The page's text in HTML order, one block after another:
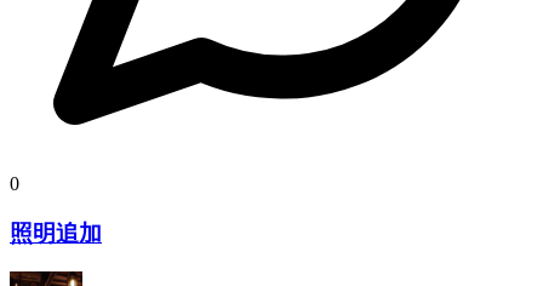
0
照明追加